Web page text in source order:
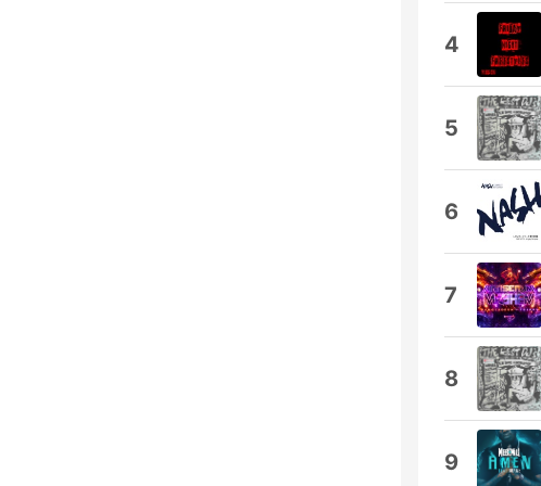
4
5
6
7
8
9